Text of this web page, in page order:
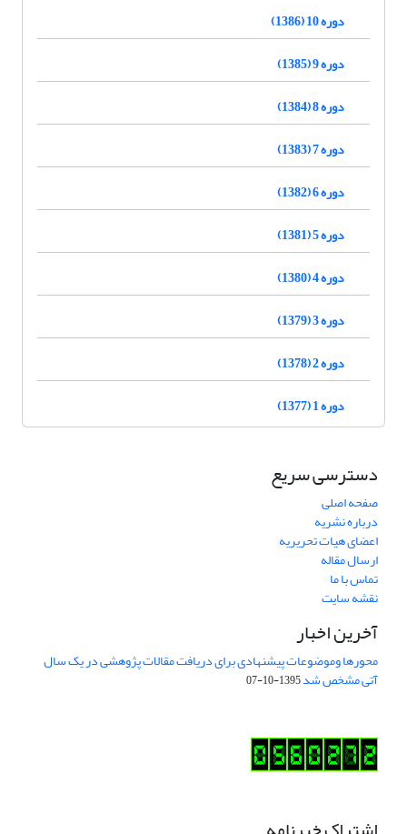
دوره 10 (1386)
دوره 9 (1385)
دوره 8 (1384)
دوره 7 (1383)
دوره 6 (1382)
دوره 5 (1381)
دوره 4 (1380)
دوره 3 (1379)
دوره 2 (1378)
دوره 1 (1377)
دسترسی سریع
صفحه اصلی
درباره نشریه
اعضای هیات تحریریه
ارسال مقاله
تماس با ما
نقشه سایت
آخرین اخبار
محورها وموضوعات پیشنهادی برای دریافت مقالات پژوهشی در یک سال
آتی مشخص شد1395-10-07